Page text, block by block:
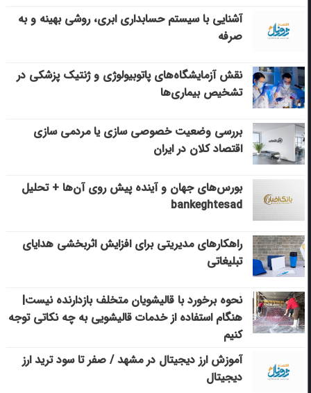
آشنایی با سیستم حسابداری ابری، روشی بهینه و به
صرفه
نقش آزمایشگاه‌های پاتوبیولوژی و ژنتیک پزشکی در
تشخیص بیماری‌ها
بررسی وضعیت خصوصی سازی یا مردمی سازی
اقتصاد کلان در ایران
بورس‌های جهان و آینده پیش روی آن‌ها + تحلیل
bankeghtesad
راهکارهای مدیریتی برای افزایش اثربخشی هدایای
تبلیغاتی
نحوه برخورد با قالیشویان متخلف بازدارنده نیست|
هنگام استفاده از خدمات قالیشویی به چه نکاتی توجه
کنیم
آموزش ارز دیجیتال در مشهد / صفر تا سود ترید ارز
دیجیتال